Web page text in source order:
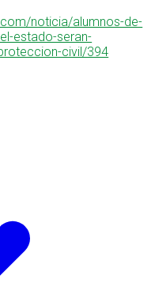
noticia/alumnos-de-
estado-seran-
civil/394